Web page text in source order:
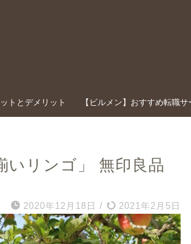
トとデメリット 【ビルメン】おすすめ転職サ
いリンゴ」 無印良品
2020年12月18日 / 2021年2月5日